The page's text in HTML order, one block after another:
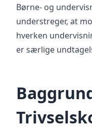
Børne- og
understreger, at
hverken
er særlige